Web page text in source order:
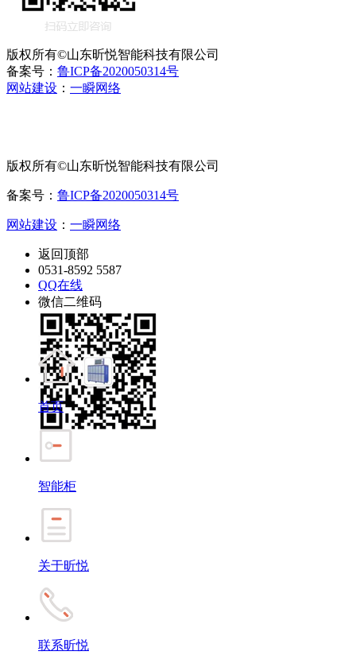
版权所有©山东昕悦智能科技有限公司
备案号： 鲁ICP备2020050314号
网站建设 ： 一瞬网络
版权所有©山东昕悦智能科技有限公司
备案号： 鲁ICP备2020050314号
网站建设 ： 一瞬网络
返回顶部
0531-8592 5587
QQ在线
微信二维码
首页
智能柜
关于昕悦
联系昕悦